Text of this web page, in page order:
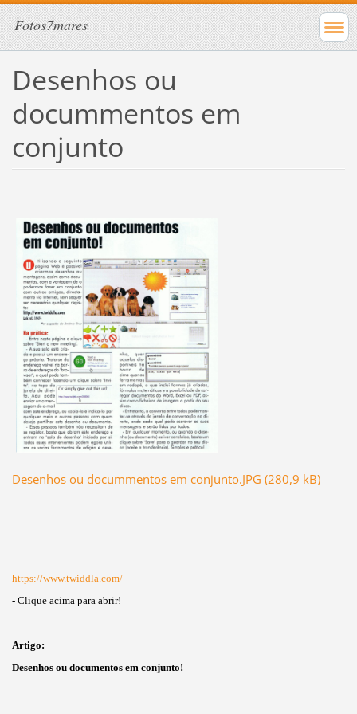
Fotos7mares
Desenhos ou
docummentos em
conjunto
Desenhos ou docummentos em conjunto.JPG (280,9 kB)
https://www.twiddla.com/
- Clique acima para abrir!
Artigo:
Desenhos ou documentos em conjunto!